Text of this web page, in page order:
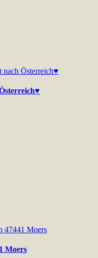
Moers